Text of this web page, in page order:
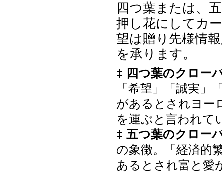
四つ葉または、
押し花にしてカ
望は贈り先様情
を承ります。
‡ 四つ葉のクロー
「希望」「誠実」
があるとされヨー
を運ぶと言われて
‡ 五つ葉のクロー
の象徴。「経済的
あるとされ富と愛